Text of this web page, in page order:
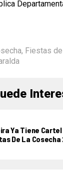
, Fiestas
Ya Tiene
De La Cosecha